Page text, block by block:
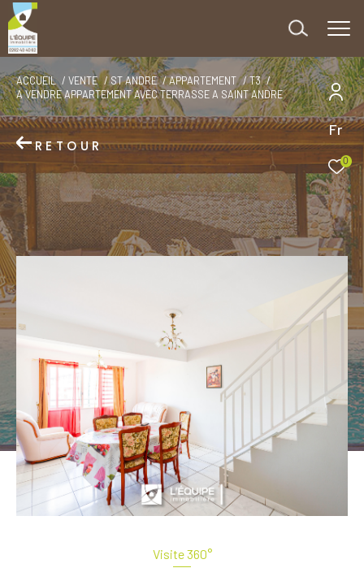
Fr
0
ACCUEIL VENTE ST ANDRE APPARTEMENT
T3
A VENDRE APPARTEMENT AVEC TERRASSE A SAINT ANDRE
RETOUR
Visite 360°